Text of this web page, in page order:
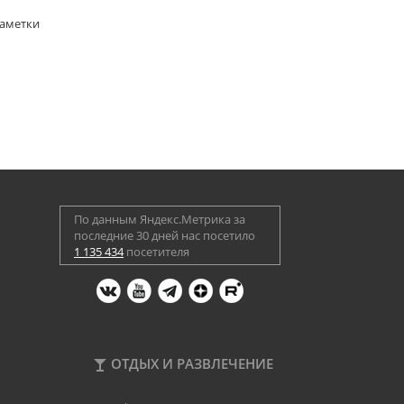
По данным Яндекс.Метрика за
последние 30 дней нас посетило
1 135 434посетителя
ОТДЫХ И РАЗВЛЕЧЕНИЕ